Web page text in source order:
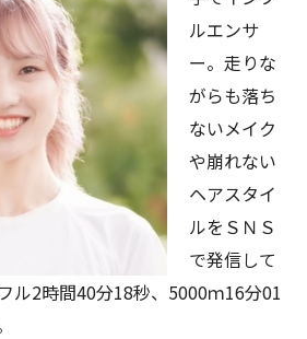
ルエンサ
ー。走りな
がらも落ち
ないメイク
や崩れない
ヘアスタイ
ルをＳＮＳ
で発信して
ル2時間40分18秒、5000ｍ16分01